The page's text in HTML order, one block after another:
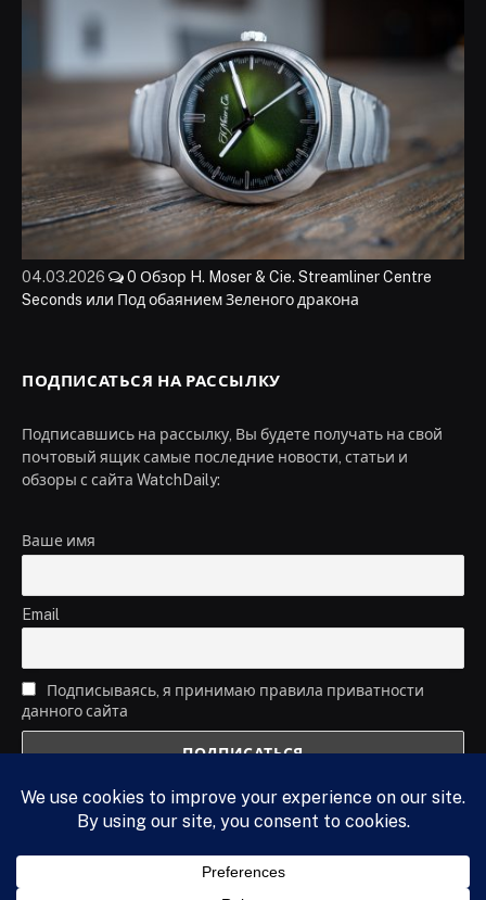
04.03.2026 0 Обзор H. Moser & Cie. Streamliner Centre
Seconds или Под обаянием Зеленого дракона
ПОДПИСАТЬСЯ НА РАССЫЛКУ
Подписавшись на рассылку, Вы будете получать на свой
почтовый ящик самые последние новости, статьи и
обзоры с сайта WatchDaily:
Ваше имя
Email
Подписываясь, я принимаю правила приватности
данного сайта